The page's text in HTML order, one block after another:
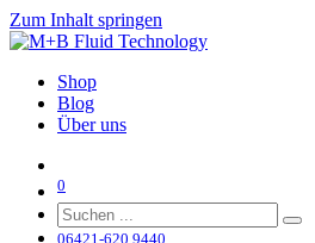
Zum Inhalt springen
Shop
Blog
Über uns
0
06421-620 9440